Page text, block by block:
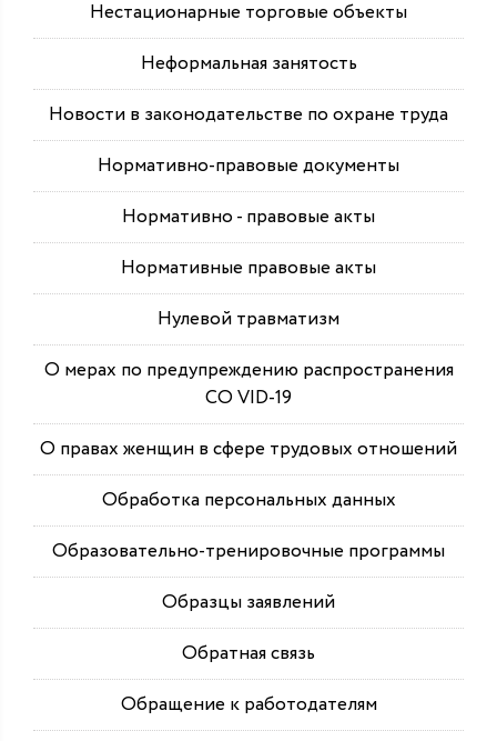
Нестационарные торговые объекты
Неформальная занятость
Новости в законодательстве по охране труда
Нормативно-правовые документы
Нормативно - правовые акты
Нормативные правовые акты
Нулевой травматизм
О мерах по предупреждению распространения
СО VID-19
О правах женщин в сфере трудовых отношений
Обработка персональных данных
Образовательно-тренировочные программы
Образцы заявлений
Обратная связь
Обращение к работодателям